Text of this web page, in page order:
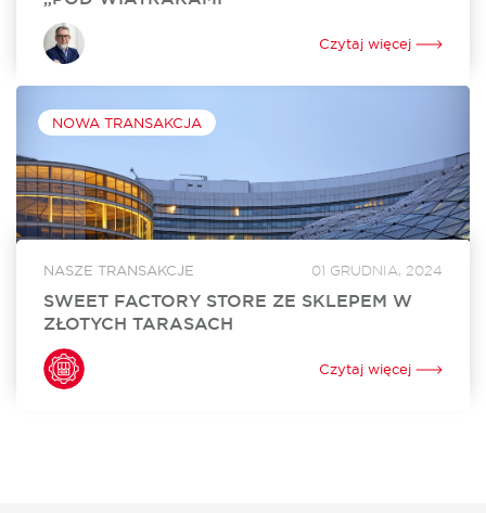
Sinsay, marka z portfolio Grupy LPP, wynajęła 860 mkw.
powierzchni w Parku Handlowym „Pod Wiatrakami” koło
Słupska. Otwarcie sklepu jest zaplanowane na kwiecień 2024
Czytaj więcej
NOWA TRANSAKCJA
NASZE TRANSAKCJE 01 GRUDNIA, 2024
SWEET FACTORY STORE ZE SKLEPEM W
ZŁOTYCH TARASACH
Sweet Factory Store otworzył swój sklep w Złotych
Tarasach. To już 24. w Polsce i 3. w Warszawie stacjonarny
punkt sprzedaży tej niezwykle popularnej marki oferującej
Czytaj więcej